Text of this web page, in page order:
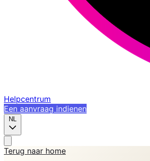
Helpcentrum
Een aanvraag indienen
NL
Terug naar home